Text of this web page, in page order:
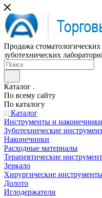
Продажа
зуботехнических
Каталог
По всему сайту
По каталогу
Каталог
Инструменты и наконечники
Зуботехнические
Наконечники
Расходные материалы
Терапевтические
Зеркало
Хирургические
Долото
Иглодержатели